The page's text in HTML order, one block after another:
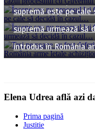
supremă este pe cale
06/08/2026
Începe sau nu
supremă urmează să
06/08/2026 3 minute
Trei persoane au
introdus în România
Elena Udrea află azi
Prima pagină
Justitie